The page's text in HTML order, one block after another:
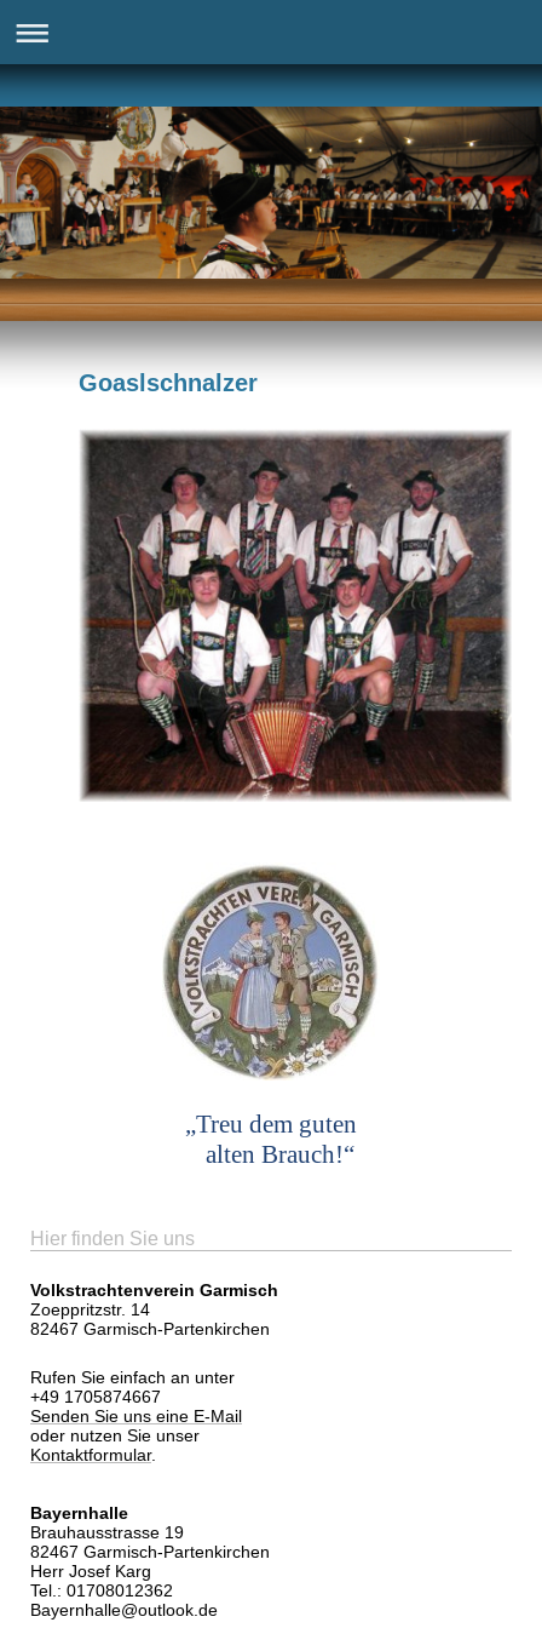
Goaslschnalzer
„Treu dem guten
alten Brauch!“
Hier finden Sie uns
Volkstrachtenverein Garmisch
Zoeppritzstr. 14
82467 Garmisch-Partenkirchen
Rufen Sie einfach an unter
+49 1705874667
Senden Sie uns eine E-Mail
oder nutzen Sie unser
Kontaktformular.
Bayernhalle
Brauhausstrasse 19
82467 Garmisch-Partenkirchen
Herr Josef Karg
Tel.: 01708012362
Bayernhalle@outlook.de